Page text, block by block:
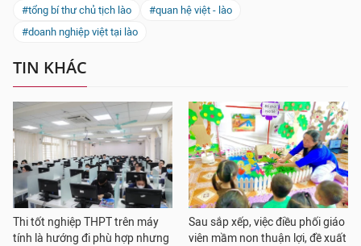
#tổng bí thư chủ tịch lào
#quan hệ việt - lào
#doanh nghiệp việt tại lào
TIN KHÁC
Thi tốt nghiệp THPT trên máy
tính là hướng đi phù hợp nhưng
Sau sắp xếp, việc điều phối giáo
viên mầm non thuận lợi, đề xuất